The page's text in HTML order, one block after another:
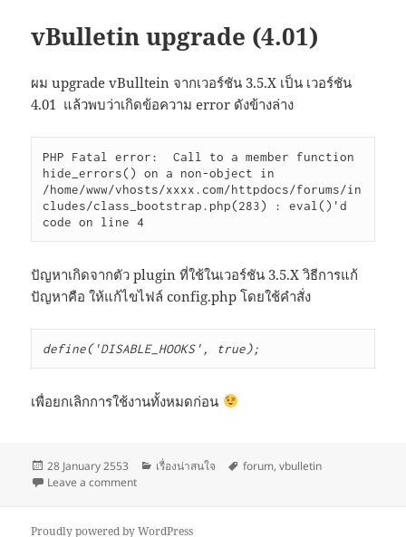
vBulletin upgrade (4.01)
ผม upgrade vBulltein จากเวอร์ชัน 3.5.X เป็น เวอร์ชัน
4.01 แล้วพบว่าเกิดข้อความ error ดังข้างล่าง
PHP Fatal error:  Call to a member function
hide_errors() on a non-object in
/home/www/vhosts/xxxx.com/httpdocs/forums/in
cludes/class_bootstrap.php(283) : eval()'d
code on line 4
ปัญหาเกิดจากตัว plugin ที่ใช้ในเวอร์ชัน 3.5.X วิธีการแก้
ปัญหาคือ ให้แก้ไขไฟล์ config.php โดยใช้คำสั่ง
define('DISABLE_HOOKS', true);
เพื่อยกเลิกการใช้งานทั้งหมดก่อน
Posted
on
28 January 2553 Categories
เรื่องน่าสนใจ Tags
forum,vbulletin
Leave a commenton vBulletin upgrade (4.01)
Proudly powered by WordPress